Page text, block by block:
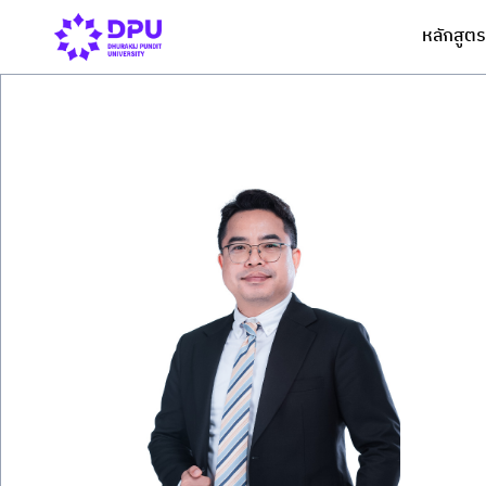
หลักสูตร